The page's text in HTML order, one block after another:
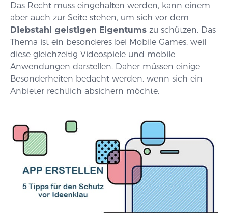
Das Recht muss eingehalten werden, kann einem
aber auch zur Seite stehen, um sich vor dem
Diebstahl geistigen Eigentums zu schützen. Das
Thema ist ein besonderes bei Mobile Games, weil
diese gleichzeitig Videospiele und mobile
Anwendungen darstellen. Daher müssen einige
Besonderheiten bedacht werden, wenn sich ein
Anbieter rechtlich absichern möchte.